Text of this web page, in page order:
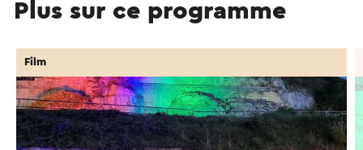
Plus sur ce programme
Film